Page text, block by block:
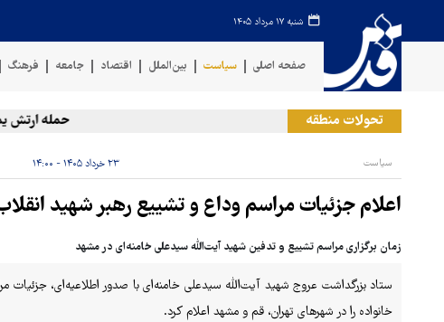
شنبه ۱۷ مرداد ۱۴۰۵
صفحه اصلی سیاست بین‌الملل اقتصاد جامعه فرهنگ
تحولات منطقه حمله ارتش یمن
سیاست ۲۳ خرداد ۱۴۰۵ - ۱۴:۰۰
اعلام جزئیات مراسم وداع و تشییع رهبر شهید
زمان برگزاری مراسم تشییع و تدفین شهید آیت‌الله سیدعلی خامنه‌ای در مشهد
ستاد بزرگداشت عروج شهید آیت‌الله‌ سیدعلی خامنه‌ای با صدور اطلاعیه‌ای،
خانواده را در شهرهای تهران، قم و مشهد اعلام کرد.